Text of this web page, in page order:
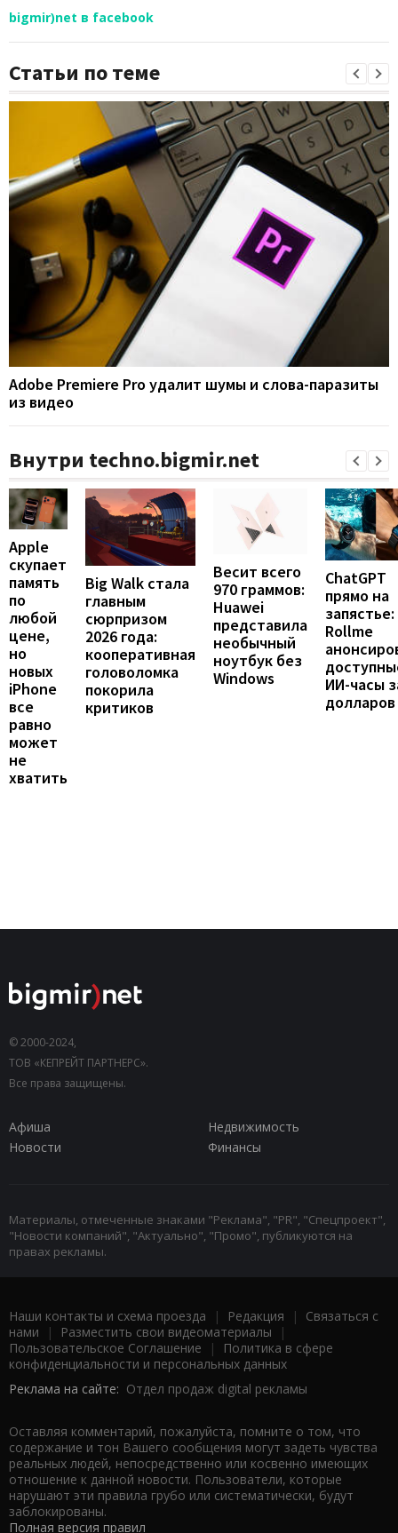
bigmir)net в facebook
Статьи по теме
Adobe Premiere Pro удалит шумы и слова-паразиты
из видео
Внутри techno.bigmir.net
Apple
скупает
память
по
любой
цене,
но
новых
iPhone
все
равно
может
не
хватить
Big Walk стала
главным
сюрпризом
2026 года:
кооперативная
головоломка
покорила
критиков
Весит всего
970 граммов:
Huawei
представила
необычный
ноутбук без
Windows
ChatGPT
прямо на
запястье:
Rollme
ИИ-часы
долларов
© 2000-2024,
ТОВ «КЕПРЕЙТ ПАРТНЕРС».
Все права защищены.
Афиша
Недвижимость
Новости
Финансы
Материалы, отмеченные знаками "Реклама", "PR", "Спецпроект",
"Новости компаний", "Актуально", "Промо", публикуются на
правах рекламы.
Наши контакты и схема проезда | Редакция | Связаться с
нами | Разместить свои видеоматериалы |
Пользовательское Соглашение |
Политика в сфере
конфиденциальности и персональных данных
Реклама на сайте: Отдел продаж digital рекламы
Оставляя комментарий, пожалуйста, помните о том, что
содержание и тон Вашего сообщения могут задеть чувства
реальных людей, непосредственно или косвенно имеющих
отношение к данной новости. Пользователи, которые
нарушают эти правила грубо или систематически, будут
заблокированы.
Полная версия правил